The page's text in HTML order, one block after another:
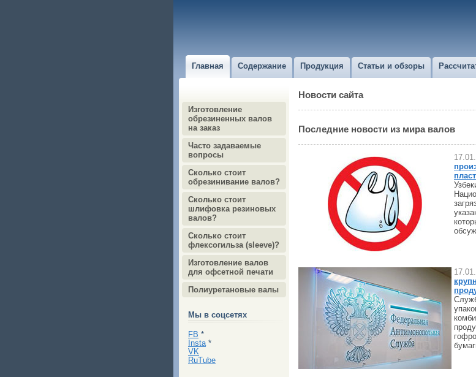
Главная Содержание Продукция Статьи и обзоры
Изготовление
обрезиненных валов
на заказ
Часто задаваемые
вопросы
Сколько стоит
обрезинивание валов?
Сколько стоит
шлифовка резиновых
валов?
Сколько стоит
флексогильза (sleeve)?
Изготовление валов
для офсетной печати
Полиуретановые валы
Мы в соцсетях
FB *
Insta *
VK
RuTube
Новости сайта
Последние новости из мира валов